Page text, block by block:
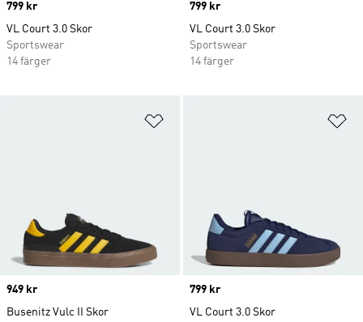
Price
799 kr
VL Court 3.0 Skor
Sportswear
14 färger
Price
799 kr
VL Court 3.0 Skor
Sportswear
14 färger
Price
949 kr
Busenitz Vulc II Skor
Price
799 kr
VL Court 3.0 Skor